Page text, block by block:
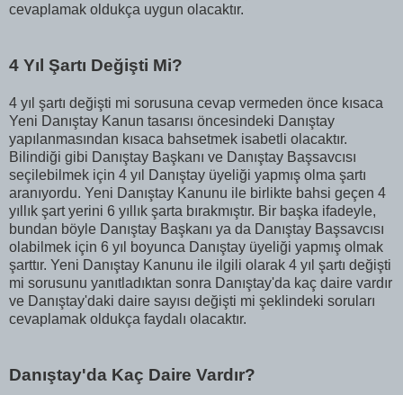
cevaplamak oldukça uygun olacaktır.
4 Yıl Şartı Değişti Mi?
4 yıl şartı değişti mi sorusuna cevap vermeden önce kısaca
Yeni Danıştay Kanun tasarısı öncesindeki Danıştay
yapılanmasından kısaca bahsetmek isabetli olacaktır.
Bilindiği gibi Danıştay Başkanı ve Danıştay Başsavcısı
seçilebilmek için 4 yıl Danıştay üyeliği yapmış olma şartı
aranıyordu. Yeni Danıştay Kanunu ile birlikte bahsi geçen 4
yıllık şart yerini 6 yıllık şarta bırakmıştır. Bir başka ifadeyle,
bundan böyle Danıştay Başkanı ya da Danıştay Başsavcısı
olabilmek için 6 yıl boyunca Danıştay üyeliği yapmış olmak
şarttır. Yeni Danıştay Kanunu ile ilgili olarak 4 yıl şartı değişti
mi sorusunu yanıtladıktan sonra Danıştay'da kaç daire vardır
ve Danıştay'daki daire sayısı değişti mi şeklindeki soruları
cevaplamak oldukça faydalı olacaktır.
Danıştay'da Kaç Daire Vardır?